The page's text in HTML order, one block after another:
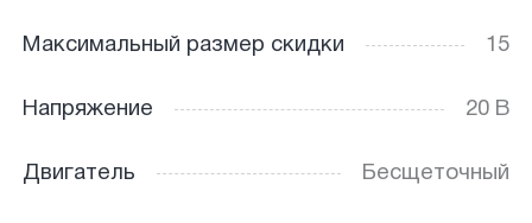
Максимальный размер скидки 15
Напряжение 20 В
Двигатель Бесщеточный